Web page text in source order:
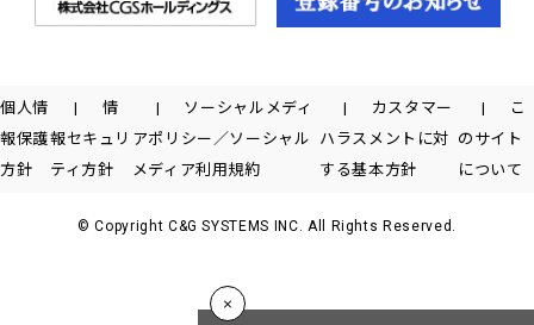
個人情
報保護
方針
情
報セキュリ
ティ方針
ソーシャルメディ
アポリシー／ソーシャル
メディア利用規約
カスタマー
ハラスメントに対
する基本方針
こ
のサイト
について
© Copyright C&G SYSTEMS INC. All Rights Reserved.